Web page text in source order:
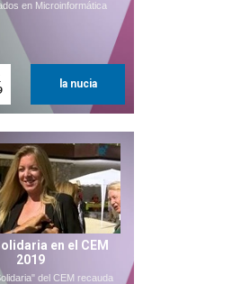
en Microinformática
la nucia
en el CEM
2019
del CEM recauda